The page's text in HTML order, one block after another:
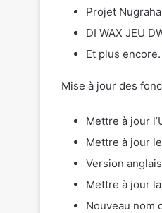
Projet Nugraha
DI WAX JEU
Et plus encore.
Mise à jour des
Mettre à jour
Mettre à jour
Version
Mettre à jour
Nouveau nom